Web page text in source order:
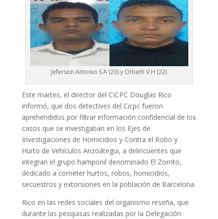
Jeferson Antonio S.A (23) y Orbeth V.H (22)
Este martes, el director del CICPC Douglas Rico
informó, que dos detectives del Cicpc fueron
aprehendidos por filtrar información confidencial de los
casos que se investigaban en los Ejes de
Investigaciones de Homicidios y Contra el Robo y
Hurto de Vehículos Anzoátegui, a delincuentes que
integran el grupo hamponil denominado El Zorrito,
dedicado a cometer hurtos, robos, homicidios,
secuestros y extorsiones en la población de Barcelona.
Rico en las redes sociales del organismo reseña, que
durante las pesquisas realizadas por la Delegación